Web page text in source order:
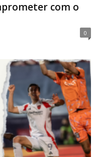
com o
0